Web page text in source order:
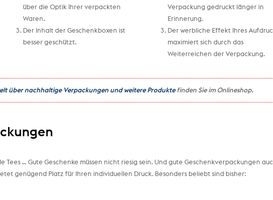
über die Optik Ihrer verpackten
Waren.
Der Inhalt der Geschenkboxen ist
besser geschützt.
Verpackung gedruckt länger in
Erinnerung.
Der werbliche Effekt Ihres
maximiert sich durch das
Weiterreichen der Verpackung.
über nachhaltige Verpackungen und weitere Produktefinden Sie im Onlineshop.
Tees … Gute Geschenke müssen nicht riesig sein. Und gute Geschenkverpackungen
genügend Platz für Ihren individuellen Druck. Besonders beliebt sind bisher: